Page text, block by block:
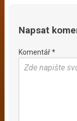
Napsat
Komentář *